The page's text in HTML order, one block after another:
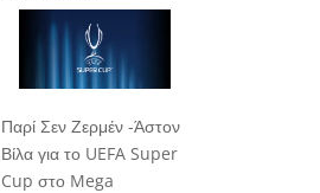
Παρί Σεν Ζερμέν -Άστον
Βίλα για το UEFA Super
Cup στο Mega